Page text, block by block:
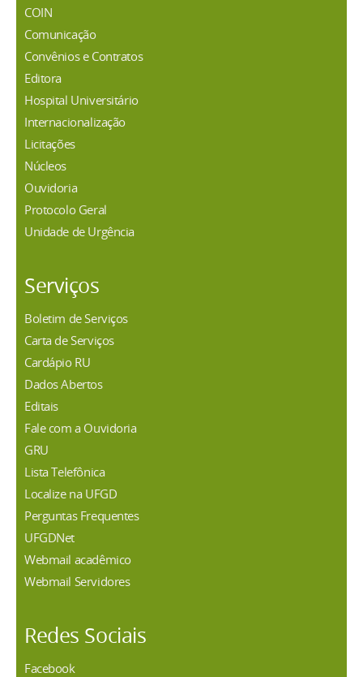
COIN
Comunicação
Convênios e Contratos
Editora
Hospital Universitário
Internacionalização
Licitações
Núcleos
Ouvidoria
Protocolo Geral
Unidade de Urgência
Serviços
Boletim de Serviços
Carta de Serviços
Cardápio RU
Dados Abertos
Editais
Fale com a Ouvidoria
GRU
Lista Telefônica
Localize na UFGD
Perguntas Frequentes
UFGDNet
Webmail acadêmico
Webmail Servidores
Redes Sociais
Facebook